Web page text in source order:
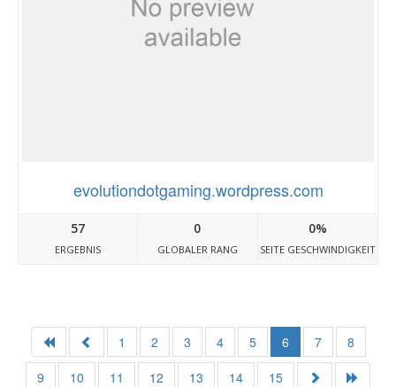
evolutiondotgaming.wordpress.com
57
ERGEBNIS
0
GLOBALER RANG
0%
SEITE GESCHWINDIGKEIT
1 2 3 4 5 6 7
8
9
10 11 12 13 14 15